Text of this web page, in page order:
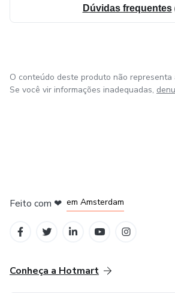
Dúvidas frequentes
O conteúdo deste produto não representa
Se você vir informações inadequadas,
Feito com ❤ em Amsterdam
Conheça a Hotmart